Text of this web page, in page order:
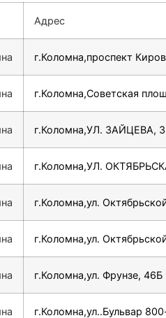
Адрес
г.Коломна,проспект
г.Коломна,Советская
г.Коломна,УЛ. ЗАЙЦЕВА,
г.Коломна,УЛ.
г.Коломна,ул.
г.Коломна,ул.
г.Коломна,ул. Фрунзе, 46Б
г.Коломна,ул..Бульвар